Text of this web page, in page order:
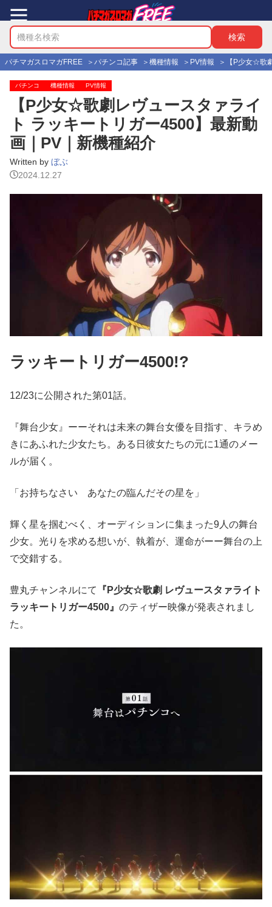
パチマガスロマガFREE パチンコ記事 機種情報 PV情報 【P少女☆歌
パチンコ 機種情報 PV情報
【P少女☆歌劇レヴュースタァライ
ト ラッキートリガー4500】最新動
画｜PV｜新機種紹介
Written by ぼぶ
2024.12.27
ラッキートリガー4500!?
12/23に公開された第01話。
『舞台少女』ーーそれは未来の舞台女優を目指す、キラめ
きにあふれた少女たち。ある日彼女たちの元に1通のメー
ルが届く。
「お持ちなさい あなたの臨んだその星を」
輝く星を掴むべく、オーディションに集まった9人の舞台
少女。光りを求める想いが、執着が、運命がーー舞台の上
で交錯する。
豊丸チャンネルにて
『P少女☆歌劇 レヴュースタァライト
ラッキートリガー4500 』 のティザー映像が発表されまし
た。